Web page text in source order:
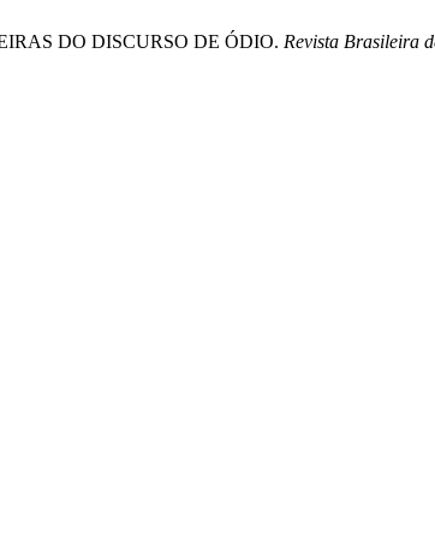
DO DISCURSO DE ÓDIO. Revista Brasileira